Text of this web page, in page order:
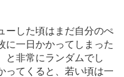
した頃はまだ自分のぺ
に一日かかってしまった
と非常にランダムでし
ってくると、若い頃は一